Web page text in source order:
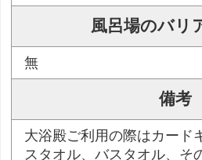
風呂場のバリ
無
備考
大浴殿ご利用の際はカード
スタオル、バスタオル、そ